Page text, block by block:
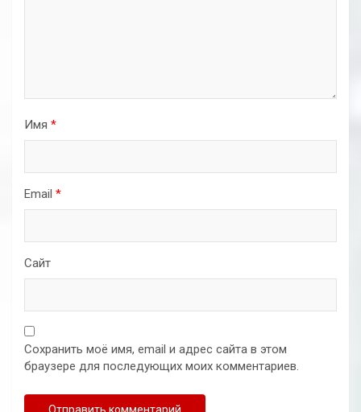
Имя *
Email *
Сайт
Сохранить моё имя, email и адрес сайта в этом
браузере для последующих моих комментариев.